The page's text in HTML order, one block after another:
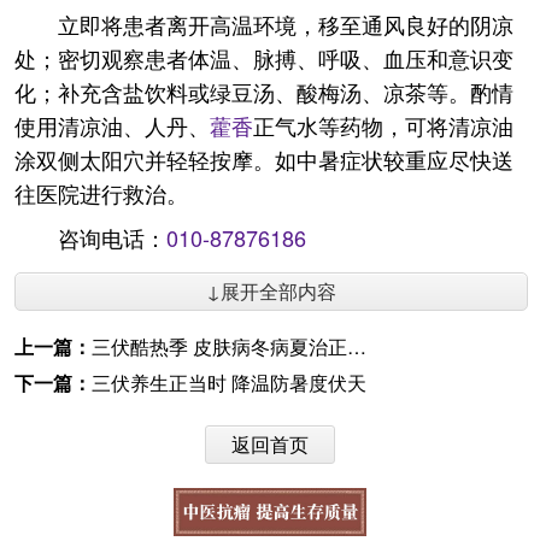
立即将患者离开高温环境，移至通风良好的阴凉
处；密切观察患者体温、脉搏、呼吸、血压和意识变
化；补充含盐饮料或绿豆汤、酸梅汤、凉茶等。酌情
使用清凉油、人丹、 藿香正气水等药物，可将清凉油
涂双侧太阳穴并轻轻按摩。如中暑症状较重应尽快送
往医院进行救治。
咨询电话： 010-87876186
↓展开全部内容
上一篇： 三伏酷热季 皮肤病冬病夏治正当时
下一篇： 三伏养生正当时 降温防暑度伏天
返回首页